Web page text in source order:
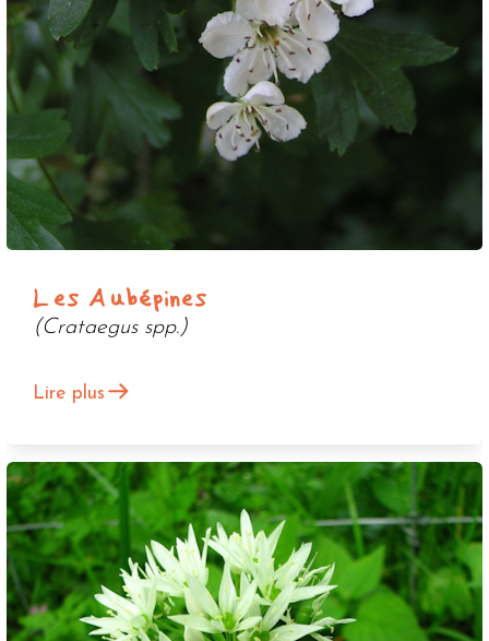
Les Aubépines
(Crataegus spp.)
Lire plus